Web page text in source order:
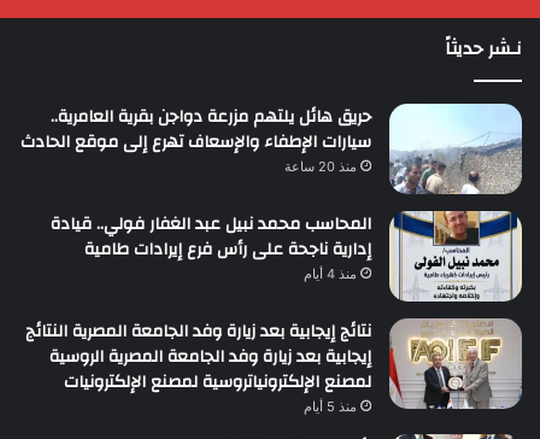
نـشر حديثاً
حريق هائل يلتهم مزرعة دواجن بقرية العامرية..
سيارات الإطفاء والإسعاف تهرع إلى موقع الحادث
منذ 20 ساعة
المحاسب محمد نبيل عبد الغفار فولي.. قيادة
إدارية ناجحة على رأس فرع إيرادات طامية
منذ 4 أيام
نتائج إيجابية بعد زيارة وفد الجامعة المصرية النتائج
إيجابية بعد زيارة وفد الجامعة المصرية الروسية
لمصنع الإلكترونياتروسية لمصنع الإلكترونيات
منذ 5 أيام